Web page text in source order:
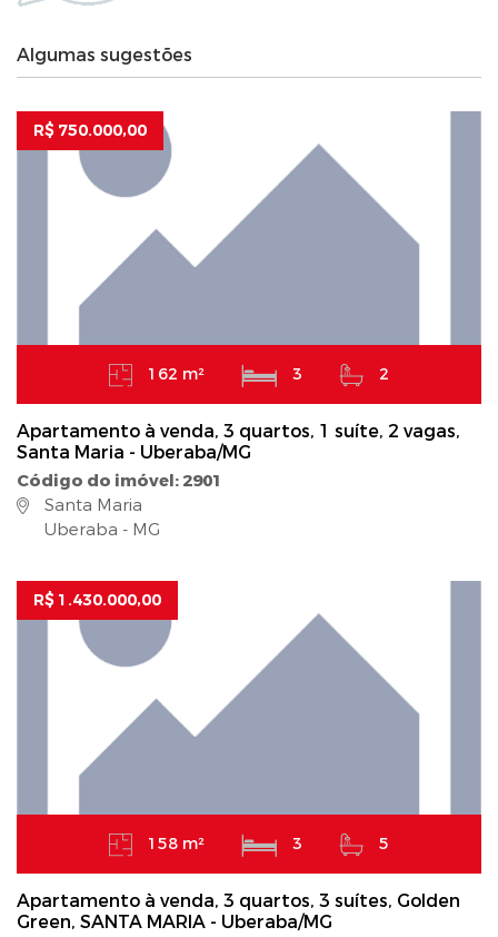
Algumas sugestões
R$ 750.000,00
162 m² 3 2
Apartamento à venda, 3 quartos, 1 suíte, 2 vagas,
Santa Maria - Uberaba/MG
Código do imóvel: 2901
Santa Maria
Uberaba - MG
R$ 1.430.000,00
158 m² 3 5
Apartamento à venda, 3 quartos, 3 suítes, Golden
Green, SANTA MARIA - Uberaba/MG